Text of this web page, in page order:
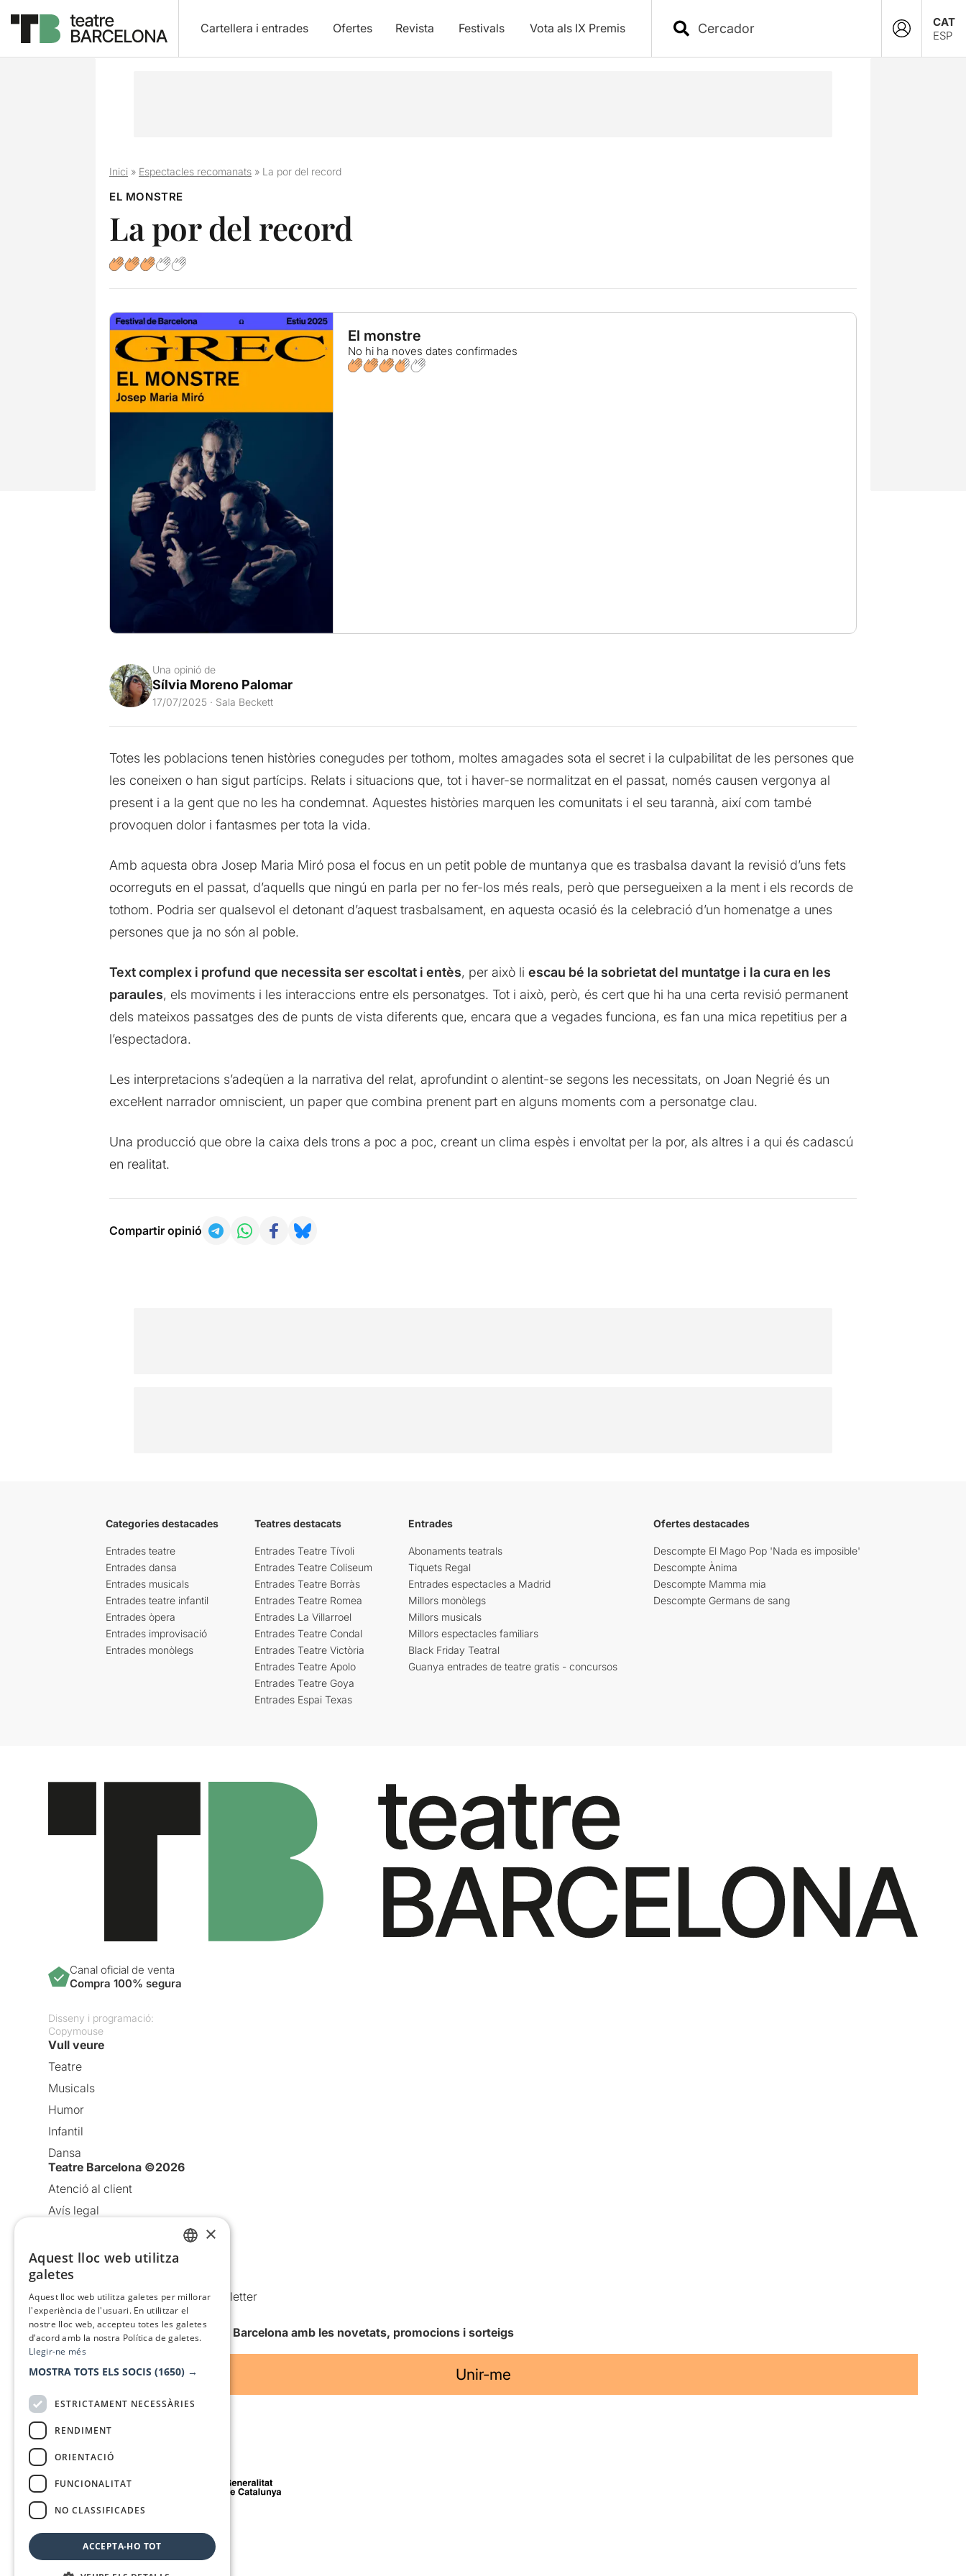
Cartellera i entrades Ofertes Revista Festivals Vota als IX Premis
CAT
ESP
Inici» Espectacles recomanats» La por del record
EL MONSTRE
La por del record
El monstre
No hi ha noves dates confirmades
Una opinió de
Sílvia Moreno Palomar
17/07/2025 · Sala Beckett
Totes les poblacions tenen històries conegudes per tothom, moltes amagades sota el secret i la culpabilitat de les persones que
les coneixen o han sigut partícips. Relats i situacions que, tot i haver-se normalitzat en el passat, només causen vergonya al
present i a la gent que no les ha condemnat. Aquestes històries marquen les comunitats i el seu tarannà, així com també
provoquen dolor i fantasmes per tota la vida.
Amb aquesta obra Josep Maria Miró posa el focus en un petit poble de muntanya que es trasbalsa davant la revisió d’uns fets
ocorreguts en el passat, d’aquells que ningú en parla per no fer-los més reals, però que persegueixen a la ment i els records de
tothom. Podria ser qualsevol el detonant d’aquest trasbalsament, en aquesta ocasió és la celebració d’un homenatge a unes
persones que ja no són al poble.
Text complex i profund que necessita ser escoltat i entès, per això li escau bé la sobrietat del muntatge i la cura en les
paraules, els moviments i les interaccions entre els personatges. Tot i això, però, és cert que hi ha una certa revisió permanent
dels mateixos passatges des de punts de vista diferents que, encara que a vegades funciona, es fan una mica repetitius per a
l’espectadora.
Les interpretacions s’adeqüen a la narrativa del relat, aprofundint o alentint-se segons les necessitats, on Joan Negrié és un
excel·lent narrador omniscient, un paper que combina prenent part en alguns moments com a personatge clau.
Una producció que obre la caixa dels trons a poc a poc, creant un clima espès i envoltat per la por, als altres i a qui és cadascú
en realitat.
Compartir opinió
Categories destacades
Entrades teatre
Entrades dansa
Entrades musicals
Entrades teatre infantil
Entrades òpera
Entrades improvisació
Entrades monòlegs
Teatres destacats
Entrades Teatre Tívoli
Entrades Teatre Coliseum
Entrades Teatre Borràs
Entrades Teatre Romea
Entrades La Villarroel
Entrades Teatre Condal
Entrades Teatre Victòria
Entrades Teatre Apolo
Entrades Teatre Goya
Entrades Espai Texas
Entrades
Abonaments teatrals
Tiquets Regal
Entrades espectacles a Madrid
Millors monòlegs
Millors musicals
Millors espectacles familiars
Black Friday Teatral
Guanya entrades de teatre gratis - concursos
Ofertes destacades
Descompte El Mago Pop 'Nada es imposible'
Descompte Ànima
Descompte Mamma mia
Descompte Germans de sang
Canal oficial de venta
Compra 100% segura
Disseny i programació:
Copymouse
Vull veure
Teatre
Musicals
Humor
Infantil
Dansa
Teatre Barcelona ©2026
Atenció al client
Avís legal
Política de cookies
Condicions d’ús
Comunicacions comercials i Newsletter
Anuncia’t
Vull rebre la newsletter de Teatre Barcelona amb les novetats, promocions i sorteigs
Unir-me
Amb el suport de
×
Aquest lloc web utilitza
galetes
Aquest lloc web utilitza galetes per millorar
l'experiència de l'usuari. En utilitzar el
nostre lloc web, accepteu totes les galetes
d’acord amb la nostra Política de galetes.
Llegir-ne més
MOSTRA TOTS ELS SOCIS (1650) →
ESTRICTAMENT NECESSÀRIES
RENDIMENT
ORIENTACIÓ
FUNCIONALITAT
NO CLASSIFICADES
ACCEPTA-HO TOT